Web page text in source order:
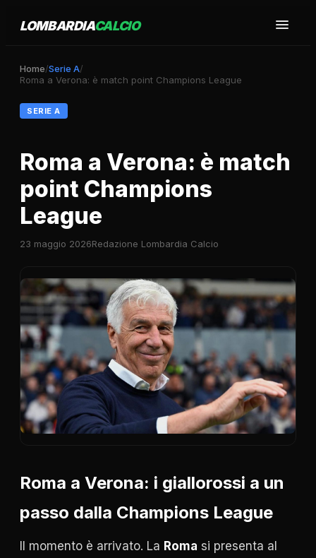
LOMBARDIACALCIO
Home/Serie A/
Roma a Verona: è match point Champions League
SERIE A
Roma a Verona: è match
point Champions
League
23 maggio 2026Redazione Lombardia Calcio
Roma a Verona: i giallorossi a un
passo dalla Champions League
Il momento è arrivato. La Roma si presenta al